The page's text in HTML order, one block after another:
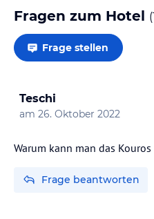
Fragen zum Hotel (
Frage stellen
Teschi
am 26. Oktober 2022
Warum kann man das
Frage beantworten